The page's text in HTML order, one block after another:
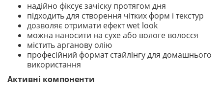
надійно фіксує зачіску протягом дня
підходить для створення чітких форм і текстур
дозволяє отримати ефект wet look
можна наносити на сухе або вологе волосся
містить арганову олію
професійний формат стайлінгу для домашнього
використання
Активні компоненти